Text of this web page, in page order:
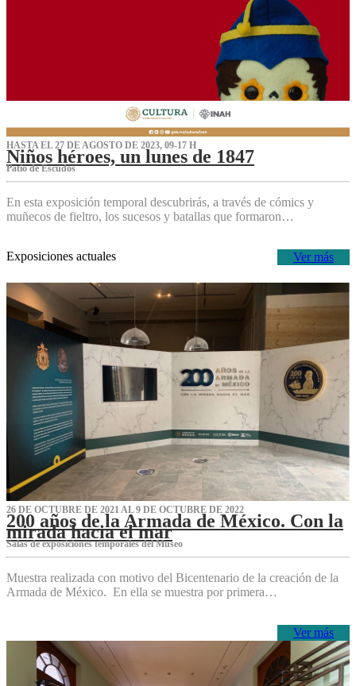
HASTA EL 27 DE AGOSTO DE 2023, 09-17 H
Niños héroes, un lunes de 1847
Patio de Escudos
En esta exposición temporal descubrirás, a través de cómics y
muñecos de fieltro, los sucesos y batallas que formaron…
Ver más
Exposiciones actuales
26 DE OCTUBRE DE 2021 AL 9 DE OCTUBRE DE 2022
200 años de la Armada de México. Con la
mirada hacia el mar
Salas de exposiciones temporales del Museo‌
Muestra realizada con motivo del Bicentenario de la creación de la
Armada de México. En ella se muestra por primera…
Ver más